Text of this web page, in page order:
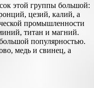
этой группы большой:
цезий, калий, а
промышленности
титан и магний.
популярностью.
медь и свинец, а